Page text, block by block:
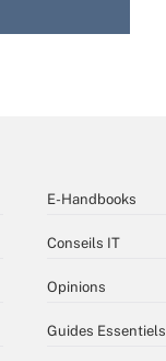
E-Handbooks
Conseils IT
Opinions
Guides Essentiels